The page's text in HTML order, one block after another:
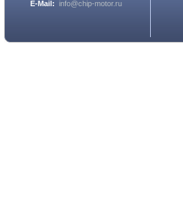
E-Mail: info@chip-motor.ru